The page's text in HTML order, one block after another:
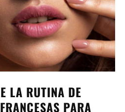
LA RUTINA DE
PARA